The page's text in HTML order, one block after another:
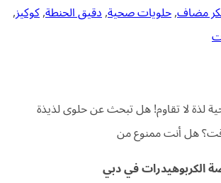
مضاف,حلويات صحية,دقيق الحنطة,كوكيز,
لذة لا تقاوم! هل تبحث عن حلوى لذيذة
هل أنت ممنوع من
الكربوهيدرات في دبي